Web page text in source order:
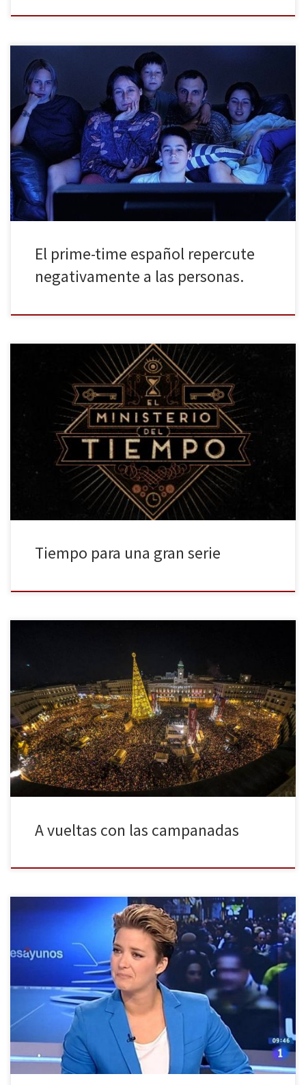
¿Qué es el prime-time? Se conoce como prime-time al horario
televisivo que va desde las 22:00 hasta las 00:00. En dicho espacio
de tiempo se estima que aproximadamente unos 20 millones de
españoles están frente al televisor. España es uno de los países de
Europa y del mundo con el horario […]
El prime-time español repercute
negativamente a las personas.
Acercándose a su recta final, la novedosa serie de TVE El Ministerio
del Tiempo ha conquistado las redes y la crítica en nuestro país.
Con cinco episodios se ha convertido en serie de culto y ya ha
firmado la renovación de una segunda temporada. Hola,
huelleros, ¿qué tal se nos […]
Tiempo para una gran serie
Se ha ido el 2014 y desembarca un pletórico 2015. Entre medias,
un paso de transición imperdible para cualquier fan televisivo: las
campanadas de fin de año. ¿Quién ganó en audiencia? ¿Qué
anécdotas se vivieron?… La Huella Digital, como siempre, te lo
cuenta. Feliz 2015, muy feliz 2015 os deseo […]
A vueltas con las campanadas
Semana convulsa en la televisión española. Muchas son las noticias
que han ocurrido y en La Huella Digital no hemos perdido el
tiempo y hemos querido correr a analizarlas. Veamos quién no se
comerá los turrones estas próximas fiestas. “¿Qué es, qué es? Hay
luces de color. ¿Qué es, qué […]